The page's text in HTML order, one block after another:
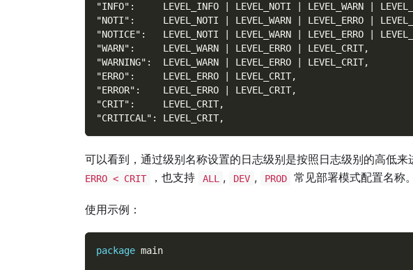
"INFO":     LEVEL_INFO | LEVEL_NOTI | LEVEL_WARN |
"NOTI":     LEVEL_NOTI | LEVEL_WARN | LEVEL_ERRO |
"NOTICE":   LEVEL_NOTI | LEVEL_WARN | LEVEL_ERRO |
"WARN":     LEVEL_WARN | LEVEL_ERRO | LEVEL_CRIT,
"WARNING":  LEVEL_WARN | LEVEL_ERRO | LEVEL_CRIT,
"ERRO":     LEVEL_ERRO | LEVEL_CRIT,
"ERROR":    LEVEL_ERRO | LEVEL_CRIT,
"CRIT":     LEVEL_CRIT,
"CRITICAL": LEVEL_CRIT,
可以看到，通过级别名称设置的日志级别是按照日志级别的高低来
ERRO < CRIT
，也支持 ALL , DEV , PROD 常见部署模式配置名称。
使用示例：
package main